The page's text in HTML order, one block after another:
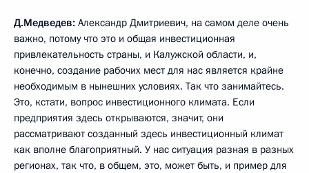
Д.Медведев: Александр Дмитриевич, на самом деле очень
важно, потому что это и общая инвестиционная
привлекательность страны, и Калужской области, и,
конечно, создание рабочих мест для нас является крайне
необходимым в нынешних условиях. Так что занимайтесь.
Это, кстати, вопрос инвестиционного климата. Если
предприятия здесь открываются, значит, они
рассматривают созданный здесь инвестиционный климат
как вполне благоприятный. У нас ситуация разная в разных
регионах, так что, в общем, это, может быть, и пример для